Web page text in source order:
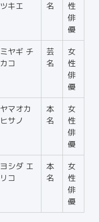
ツキエ
名
性
俳
優
ミヤギ チ
カコ
芸
名
女
性
俳
優
ヤマオカ
ヒサノ
本
名
女
性
俳
優
ヨシダ エ
リコ
本
名
女
性
俳
優